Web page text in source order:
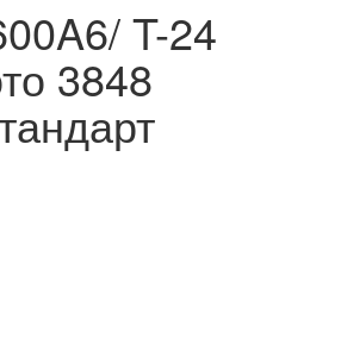
T-24
3848